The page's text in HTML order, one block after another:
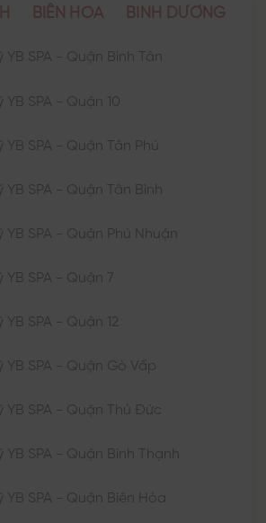
BIÊN HÒA BÌNH DƯƠNG
YB SPA - Quận Bình Tân
YB SPA - Quận 10
YB SPA - Quận Tân Phú
YB SPA - Quận Tân Bình
YB SPA - Quận Phú Nhuận
YB SPA - Quận 7
YB SPA - Quận 12
YB SPA - Quận Gò Vấp
YB SPA - Quận Thủ Đức
YB SPA - Quận Bình Thạnh
YB SPA - Quận Biên Hòa